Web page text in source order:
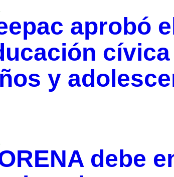
aprobó
y
debe